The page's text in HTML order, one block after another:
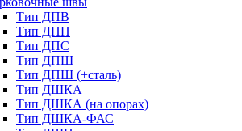
Тип ДПВ
Тип ДПП
Тип ДПС
Тип ДПШ
Тип ДПШ (+сталь)
Тип ДШКА
Тип ДШКА (на опорах)
Тип ДШКА-ФАС